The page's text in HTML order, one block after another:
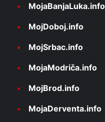
MojaBanjaLuka.info
MojDoboj.info
MojSrbac.info
MojaModriča.info
MojBrod.info
MojaDerventa.info